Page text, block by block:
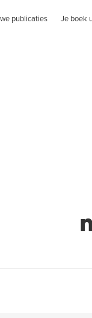
publicaties Je boek